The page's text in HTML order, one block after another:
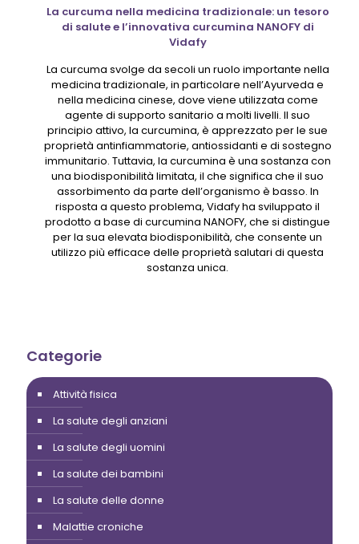
La curcuma nella medicina tradizionale: un tesoro
di salute e l’innovativa curcumina NANOFY di
Vidafy
La curcuma svolge da secoli un ruolo importante nella
medicina tradizionale, in particolare nell’Ayurveda e
nella medicina cinese, dove viene utilizzata come
agente di supporto sanitario a molti livelli. Il suo
principio attivo, la curcumina, è apprezzato per le sue
proprietà antinfiammatorie, antiossidanti e di sostegno
immunitario. Tuttavia, la curcumina è una sostanza con
una biodisponibilità limitata, il che significa che il suo
assorbimento da parte dell’organismo è basso. In
risposta a questo problema, Vidafy ha sviluppato il
prodotto a base di curcumina NANOFY, che si distingue
per la sua elevata biodisponibilità, che consente un
utilizzo più efficace delle proprietà salutari di questa
sostanza unica.
Categorie
Attività fisica
La salute degli anziani
La salute degli uomini
La salute dei bambini
La salute delle donne
Malattie croniche